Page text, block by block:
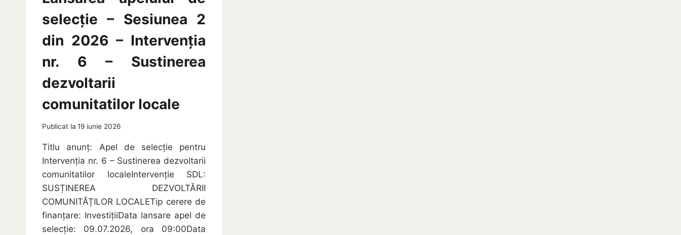
selecție – Sesiunea 2
din 2026 – Intervenția
nr. 6 – Sustinerea
dezvoltarii
comunitatilor locale
Publicat la 19 iunie 2026
Titlu anunț: Apel de selecție pentru
Intervenția nr. 6 – Sustinerea dezvoltarii
comunitatilor localeIntervenție SDL:
SUSȚINEREA DEZVOLTĂRII
COMUNITĂȚILOR LOCALETip cerere de
finanțare: InvestițiiData lansare apel de
selecție: 09.07.2026, ora 09:00Data